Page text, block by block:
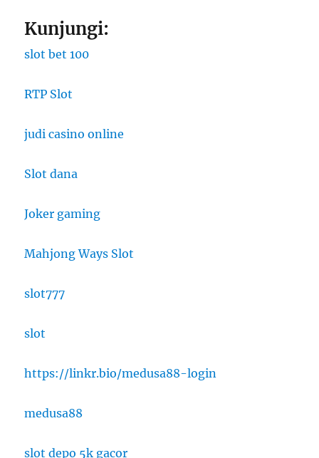
Kunjungi:
slot bet 100
RTP Slot
judi casino online
Slot dana
Joker gaming
Mahjong Ways Slot
slot777
slot
https://linkr.bio/medusa88-login
medusa88
slot depo 5k gacor